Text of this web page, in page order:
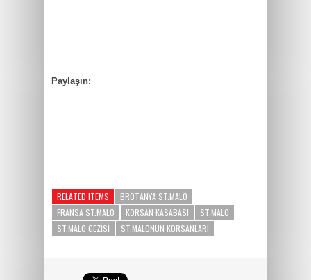
Paylaşın:
RELATED ITEMS
BRÖTANYA ST.MALO
FRANSA ST.MALO
KORSAN KASABASI
ST.MALO
ST.MALO GEZISI
ST.MALONUN KORSANLARI